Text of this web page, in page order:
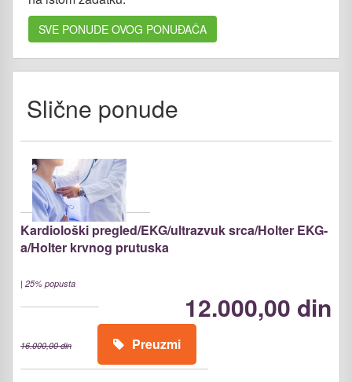
SVE PONUDE OVOG PONUĐAČA
Slične ponude
Kardiološki pregled/EKG/ultrazvuk srca/Holter EKG-
a/Holter krvnog prutuska
| 25% popusta
12.000,00 din
16.000,00 din Preuzmi